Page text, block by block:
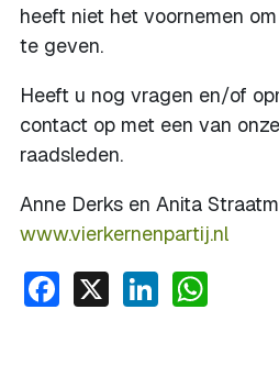
heeft niet het voornemen
te geven.
Heeft u nog vragen en/of
contact op met een van
raadsleden.
Anne Derks en Anita
www.vierkernenpartij.nl
Facebook
X LinkedIn